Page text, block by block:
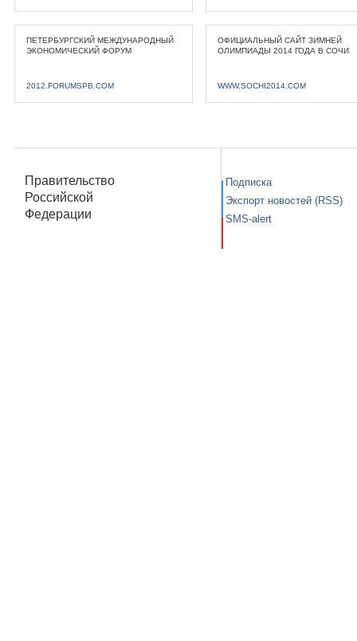
ПЕТЕРБУРГСКИЙ МЕЖДУНАРОДНЫЙ
ЭКОНОМИЧЕСКИЙ ФОРУМ
2012.FORUMSPB.COM
ОФИЦИАЛЬНЫЙ САЙТ ЗИМНЕЙ
ОЛИМПИАДЫ 2014 ГОДА В СОЧИ
WWW.SOCHI2014.COM
Правительство
Российской
Федерации
Подписка
Экспорт новостей (RSS)
SMS-alert